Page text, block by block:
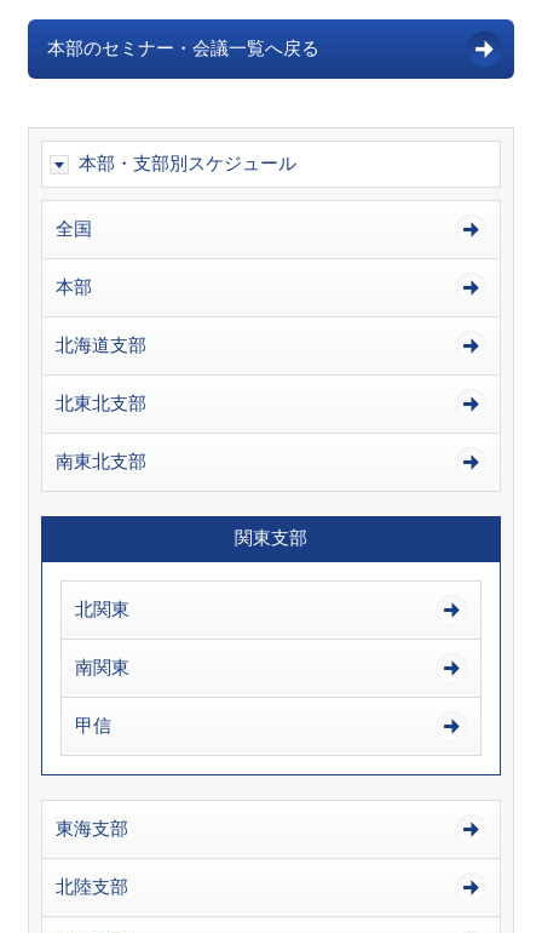
本部のセミナー・会議一覧へ戻る
本部・支部別スケジュール
全国
本部
北海道支部
北東北支部
南東北支部
関東支部
北関東
南関東
甲信
東海支部
北陸支部